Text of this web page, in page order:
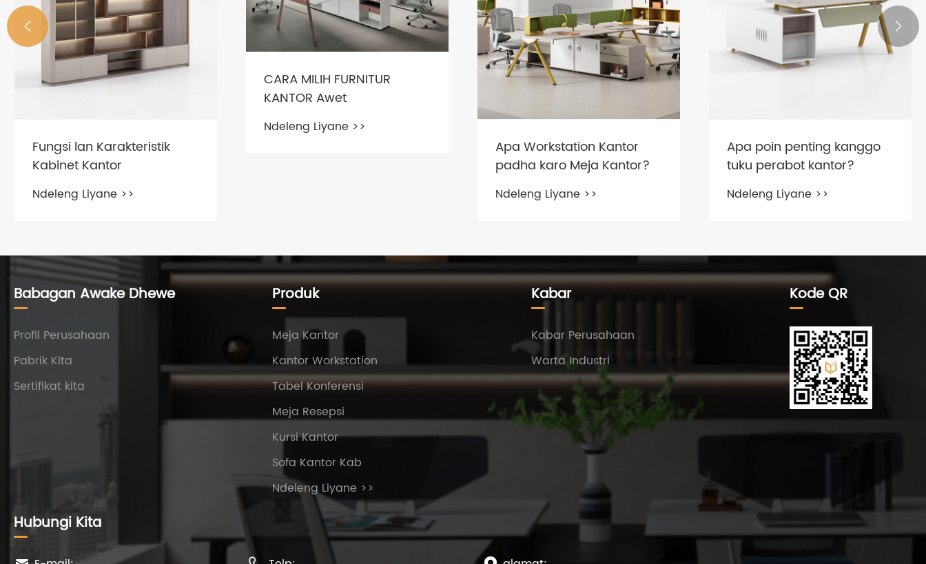
Fungsi lan Karakteristik
Kabinet Kantor
Ndeleng Liyane >>
CARA MILIH FURNITUR
KANTOR Awet
Ndeleng Liyane >>
Apa Workstation Kantor
padha karo Meja Kantor?
Ndeleng Liyane >>
Apa poin penting kanggo
tuku perabot kantor?
Ndeleng Liyane >>
 
Babagan Awake Dhewe
Profil Perusahaan
Pabrik Kita
Sertifikat kita
Produk
Meja Kantor
Kantor Workstation
Tabel Konferensi
Meja Resepsi
Kursi Kantor
Sofa Kantor Kab
Ndeleng Liyane >>
Kabar
Kabar Perusahaan
Warta Industri
Kode QR
Hubungi Kita